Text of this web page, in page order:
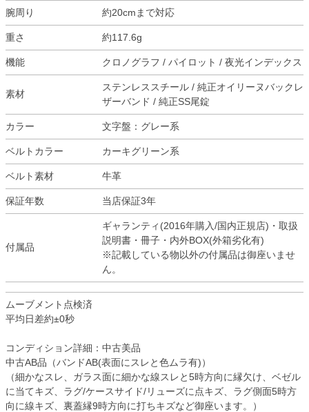
腕周り 約20cmまで対応
重さ 約117.6g
機能 クロノグラフ / パイロット / 夜光インデックス
素材
ステンレススチール / 純正オイリーヌバックレ
ザーバンド / 純正SS尾錠
カラー 文字盤：グレー系
ベルトカラー カーキグリーン系
ベルト素材 牛革
保証年数 当店保証3年
付属品
ギャランティ(2016年購入/国内正規店)・取扱
説明書・冊子・内外BOX(外箱劣化有)
※記載している物以外の付属品は御座いませ
ん。
ムーブメント点検済
平均日差約±0秒
コンディション詳細：中古美品
中古AB品（バンドAB(表面にスレと色ムラ有)）
（細かなスレ、ガラス面に細かな線スレと5時方向に縁欠け、ベゼル
に当てキズ、ラグ/ケースサイド/リューズに点キズ、ラグ側面5時方
向に線キズ、裏蓋縁9時方向に打ちキズなど御座います。）